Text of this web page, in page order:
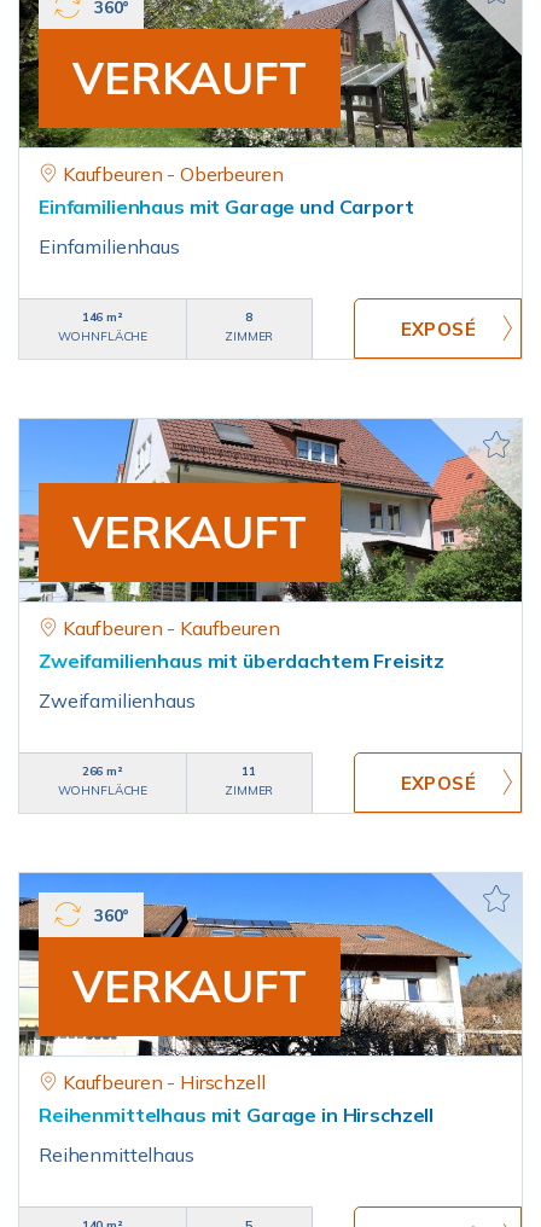
VERKAUFT
360°
Kaufbeuren - Oberbeuren
Einfamilienhaus mit Garage und Carport
Einfamilienhaus
146 m²
WOHNFLÄCHE
8
ZIMMER
VERKAUFT
Kaufbeuren - Kaufbeuren
Zweifamilienhaus mit überdachtem Freisitz
Zweifamilienhaus
266 m²
WOHNFLÄCHE
11
ZIMMER
VERKAUFT
360°
Kaufbeuren - Hirschzell
Reihenmittelhaus mit Garage in Hirschzell
Reihenmittelhaus